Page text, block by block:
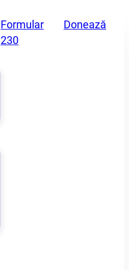
Formular
230
Donează